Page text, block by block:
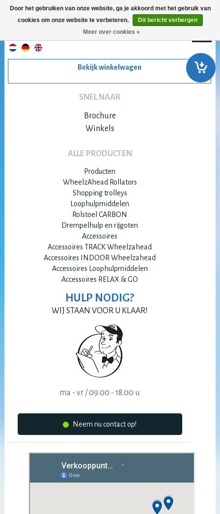
Bekijk winkelwagen
SNEL NAAR
Brochure
Winkels
ALLE PRODUCTEN
Producten
WheelzAhead Rollators
Shopping trolleys
Loophulpmiddelen
Rolstoel CARBON
Drempelhulp en rijgoten
Accessoires
Accessoires TRACK Wheelzahead
Accessoires INDOOR Wheelzahead
Accessoires Loophulpmiddelen
Accessoires RELAX & GO
HULP NODIG?
WIJ STAAN VOOR U KLAAR!
ma - vr / 09.00 - 18.00 u
Neem nu contact op!
Door het gebruiken van onze website, ga je akkoord met het gebruik van
cookies om onze website te verbeteren.
Dit bericht verbergen
Meer over cookies »